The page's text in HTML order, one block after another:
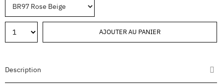
AJOUTER AU PANIER
Description